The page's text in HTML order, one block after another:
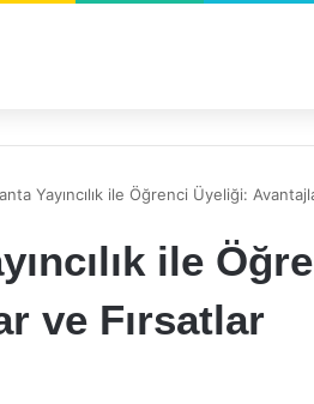
Yayıncılık ile Öğrenci Üyeliği:
ile
ve Fırsatlar